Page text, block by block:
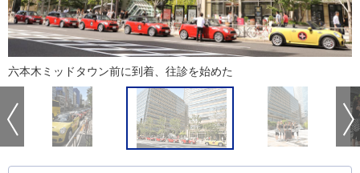
六本木ミッドタウン前に到着、往診を始めた